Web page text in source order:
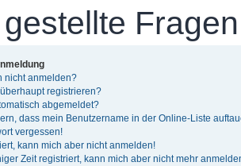
Fragen
nicht anmelden?
registrieren?
abgemeldet?
dass mein Benutzername in der Online-Liste
vergessen!
kann mich aber nicht anmelden!
Zeit registriert, kann mich aber nicht mehr